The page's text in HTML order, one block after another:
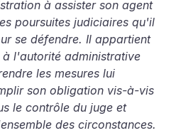
à assister son agent
poursuites judiciaires qu'il
se défendre. Il appartient
l'autorité administrative
les mesures lui
son obligation vis-à-vis
le contrôle du juge et
des circonstances.